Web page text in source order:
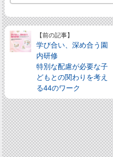
【前の記事】
学び合い、深め合う園
内研修
特別な配慮が必要な子
どもとの関わりを考え
る44のワーク